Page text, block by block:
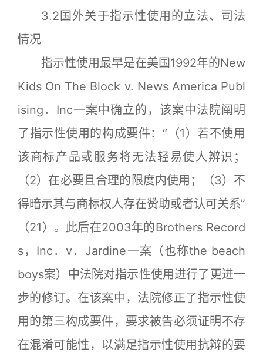
3.2国外关于指示性使用的立法、司法
情况
指示性使用最早是在美国1992年的New
Kids On The Block v. News America Publ
ising．Inc一案中确立的，该案中法院阐明
了指示性使用的构成要件：“（1）若不使用
该商标产品或服务将无法轻易使人辨识；
（2）在必要且合理的限度内使用；（3）不
得暗示其与商标权人存在赞助或者认可关系”
（21）。此后在2003年的Brothers Record
s，Inc．v．Jardine一案（也称the beach
boys案）中法院对指示性使用进行了更进一
步的修订。在该案中，法院修正了指示性使
用的第三构成要件，要求被告必须证明不存
在混淆可能性，以满足指示性使用抗辩的要